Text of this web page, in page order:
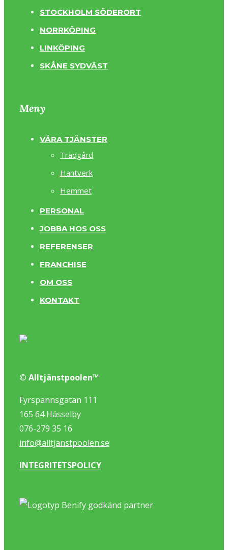
STOCKHOLM SÖDERORT
NORRKÖPING
LINKÖPING
SKÅNE SYDVÄST
Meny
VÅRA TJÄNSTER
Trädgård
Hantverk
Hemmet
PERSONAL
JOBBA HOS OSS
REFERENSER
FRANCHISE
OM OSS
KONTAKT
© Alltjänstpoolen™
Fyrspannsgatan 111
165 64 Hässelby
076-279 35 16
info@alltjanstpoolen.se
INTEGRITETSPOLICY